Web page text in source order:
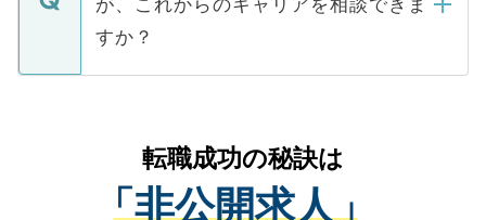
みを人材紹介会社に依頼するケースが増え
ています。
ご本人のキャリアアップおよび転職活動の
支援を目的に使用いたします。お預かりし
ているすべての個人データはご本人の許可
は、個人情報の取り扱いについての厳密な
管理基準を満たした事業者のみに付与され
る、プライバシーマークを取得済みです。
すか？
かがいして、現在の医療機関の状況や紹介
経験をまじえながら、適切なアドバイスを
させていただきます。すぐにご転職をされ
転職成功の秘訣は
「非公開求人」